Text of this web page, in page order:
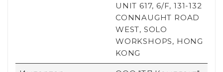
UNIT 617, 6/F, 131-132
CONNAUGHT ROAD
WEST, SOLO
WORKSHOPS, HONG
KONG